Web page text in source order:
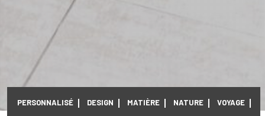
PERSONNALISÉ DESIGN MATIÈRE NATURE VOYAGE